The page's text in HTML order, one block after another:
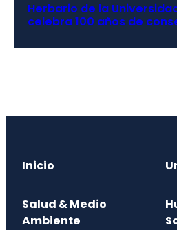
Herbario de la
celebra 100 años de
Inicio
Salud & Medio
Ambiente